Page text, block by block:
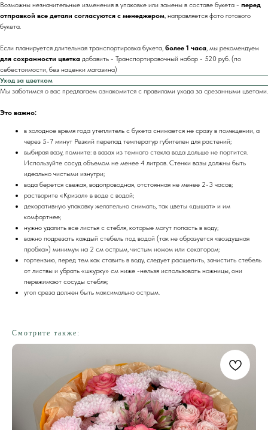
Возможны незначительные изменения в упаковке или замены в составе букета - перед
отправкой все детали согласуются с менеджером , направляется фото готового
букета.
Если планируется длительная транспортировка букета, более 1 часа , мы рекомендуем
для сохранности цветка добавить - Транспортировочный набор - 520 руб. (по
себестоимости, без наценки магазина)
Уход за цветком
Мы заботимся о вас предлагаем ознакомится с правилами ухода за срезанными цветами.
Это важно:
в холодное время года утеплитель с букета снимается не сразу в помещении, а
через 5-7 минут Резкий перепад температур губителен для растений;
выбирая вазу, помните: в вазах из темного стекла вода дольше не портится.
Используйте сосуд объемом не менее 4 литров. Стенки вазы должны быть
идеально чистыми изнутри;
вода берется свежая, водопроводная, отстоянная не менее 2-3 часов;
растворите «Кризал» в воде с водой;
декоративную упаковку желательно снимать, так цветы «дышат» и им
комфортнее;
нужно удалить все листья с стебля, которые могут попасть в воду;
важно подрезать каждый стебель под водой (так не образуется «воздушная
пробка») минимум на 2 см острым, чистым ножом или секатором;
гортензию, перед тем как ставить в воду, следует расщепить, зачистить стебель
от листвы и убрать «шкурку» см ниже -нельзя использовать ножницы, они
пережимают сосуды стебля;
угол среза должен быть максимально острым.
Смотрите также: